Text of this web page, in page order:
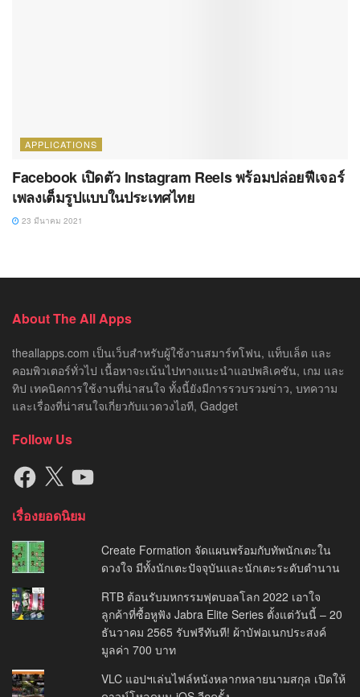
APPLICATIONS
Facebook เปิดตัว Instagram Reels พร้อมปล่อยฟีเจอร์
เพลงเต็มรูปแบบในประเทศไทย
23 มีนาคม 2021
About The All Apps
theallapps.com เป็นเว็บสำหรับผู้ใช้งานสมาร์ทโฟน, แท็บเล็ต และ
คอมพิวเตอร์ทั่วไป เนื้อหาจะเน้นไปทางแนะนำแอปพลิเคชัน, เกม และ
ทิป เทคนิคการใช้งานที่น่าสนใจ ทั้งนี้ยังมีการรวบรวมข่าว, บทความ
และเรื่องที่น่าสนใจเกี่ยวกับแวดวงไอที, Gadget
Follow Us
Facebook
X YouTube
เรื่องยอดนิยม
Create Formation จัดแผนพร้อมกับทัพนักเตะใน
ดวงใจ มีทั้งนักเตะปัจจุบันและนักเตะระดับตำนาน
RTB ต้อนรับมหกรรมฟุตบอลโลก 2022 เอาใจ
ลูกค้าที่ซื้อหูฟัง Jabra Elite Series ตั้งแต่วันนี้ – 20
ธันวาคม 2565 รับฟรีทันที! ผ้าบัฟอเนกประสงค์
มูลค่า 700 บาท
VLC แอปฯเล่นไฟล์หนังหลากหลายนามสกุล เปิดให้